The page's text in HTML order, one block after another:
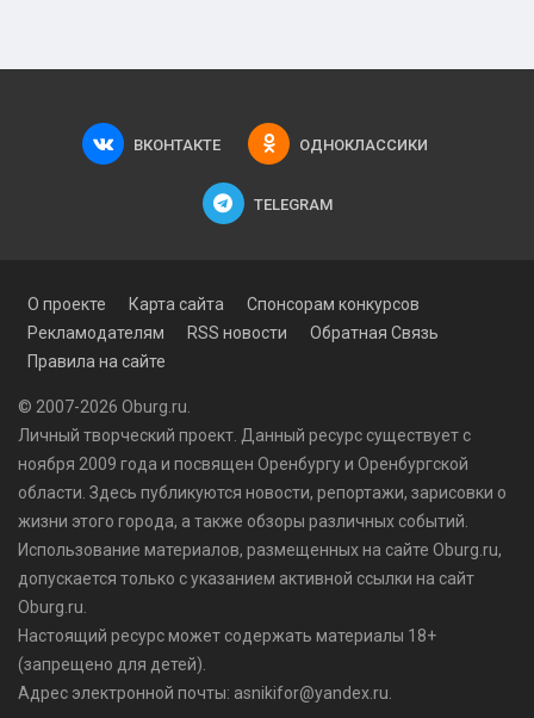
ВКОНТАКТЕ ОДНОКЛАССИКИ
TELEGRAM
О проекте Карта сайта
Спонсорам конкурсов
Рекламодателям
RSS новости
Обратная Связь
Правила на сайте
© 2007-2026 Oburg.ru.
Личный творческий проект. Данный ресурс существует с
ноября 2009 года и посвящен Оренбургу и Оренбургской
области. Здесь публикуются новости, репортажи, зарисовки о
жизни этого города, а также обзоры различных событий.
Использование материалов, размещенных на сайте Oburg.ru,
допускается только с указанием активной ссылки на сайт
Oburg.ru.
Настоящий ресурс может содержать материалы 18+
(запрещено для детей).
Адрес электронной почты: asnikifor@yandex.ru.